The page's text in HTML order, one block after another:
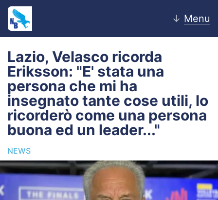
↓ Menu
Home
News
Editoriale
Pagelle
Settore Giovanile
Lazio Women
Lazio, Velasco ricorda
Eriksson: "E' stata una
persona che mi ha
insegnato tante cose utili, lo
ricorderò come una persona
buona ed un leader..."
NEWS